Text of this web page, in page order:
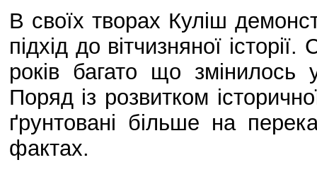
В своїх творах Куліш
підхід до вітчизняної
років багато що змінилось
Поряд із розвитком
ґрунтовані більше на
фактах.